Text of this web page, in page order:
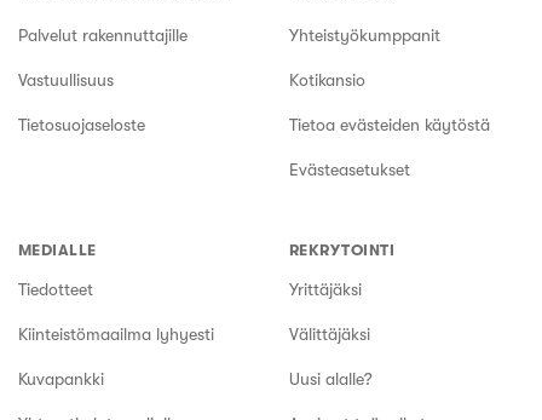
Palvelut rakennuttajille
Vastuullisuus
Tietosuojaseloste
Yhteistyökumppanit
Kotikansio
Tietoa evästeiden käytöstä
Evästeasetukset
MEDIALLE
Tiedotteet
Kiinteistömaailma lyhyesti
Kuvapankki
REKRYTOINTI
Yrittäjäksi
Välittäjäksi
Uusi alalle?